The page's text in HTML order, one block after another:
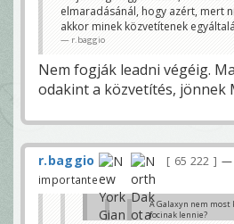
veretlennel kevesebb
r.baggio
mert még megy a South Carolina
crackstreams.com/
r.baggio
elmaradásánál, hogy azért, mert
akkor minek közvetítenek
r.baggio
Nem fogják leadni végéig.
odakint a közvetítés, jönnek
r.baggio 65 222
—
importante
A Galaxyn nem most
focinak lennie?